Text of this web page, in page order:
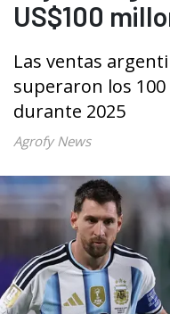
US$100
Las ventas
superaron los
durante 2025
Agrofy News